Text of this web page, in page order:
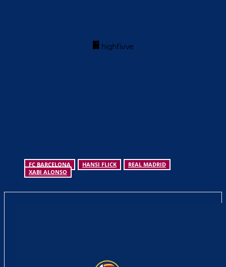
FC BARCELONA HANSI FLICK
REAL MADRID
XABI ALONSO